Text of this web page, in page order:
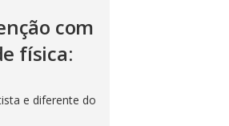
com
física:
e diferente do